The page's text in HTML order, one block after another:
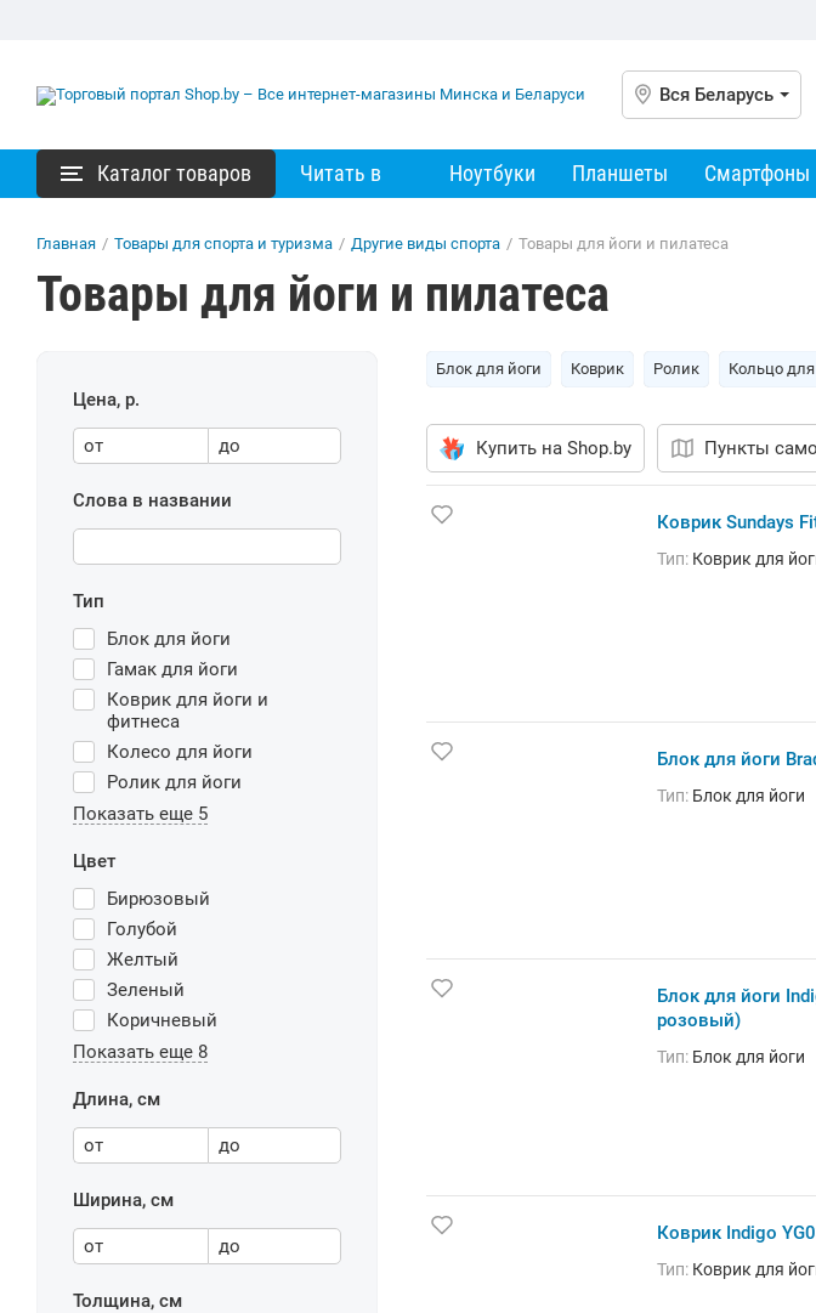
Вся Беларусь
Каталог товаров Читать в Ноутбуки Планшеты Смартфоны
Главная / Товары для спорта и туризма / Другие виды спорта / Товары для йоги и пилатеса
Товары для йоги и пилатеса
Цена, р.
от до
Слова в названии
Тип
Блок для йоги
Гамак для йоги
Коврик для йоги и
фитнеса
Колесо для йоги
Ролик для йоги
Показать еще 5
Цвет
Бирюзовый
Голубой
Желтый
Зеленый
Коричневый
Показать еще 8
Длина, см
от до
Ширина, см
от до
Толщина, см
Блок для йоги Коврик Ролик Кольцо
Купить на Shop.by Пункты
Коврик Sundays
Тип: Коврик для
Блок для йоги
Тип: Блок для йоги
Блок для йоги
розовый)
Тип: Блок для йоги
Коврик Indigo
Тип: Коврик для